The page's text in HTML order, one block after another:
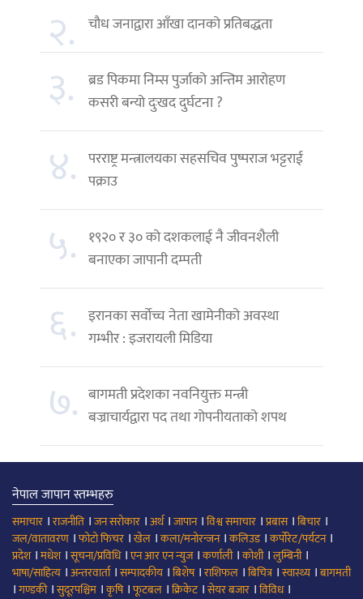
२. चौध जनाद्वारा आँखा दानको प्रतिबद्धता
३.
ब्रड पिकमा निम्स पुर्जाको अन्तिम आरोहण
कसरी बन्यो दुःखद दुर्घटना ?
४. परराष्ट्र मन्त्रालयका सहसचिव पुष्पराज भट्टराई
पक्राउ
५. १९२० र ३० को दशकलाई नै जीवनशैली
बनाएका जापानी दम्पती
६. इरानका सर्वोच्च नेता खामेनीको अवस्था
गम्भीर : इजरायली मिडिया
७. बागमती प्रदेशका नवनियुक्त मन्त्री
बज्राचार्यद्वारा पद तथा गोपनीयताको शपथ
नेपाल जापान स्तम्भहरु
समाचार ।राजनीति ।जन सरोकार ।अर्थ।जापान।विश्व समाचार ।प्रबास।बिचार ।
जल/वातावरण ।फोटो फिचर ।खेल ।कला/मनोरन्जन।कलिउड।कर्पोरेट/पर्यटन।
प्रदेश।मधेश।सूचना/प्रविधि।एन आर एन न्युज।कर्णाली।कोशी।लुम्बिनी।
भाषा/साहित्य ।अन्तरवार्ता।सम्पादकीय ।बिशेष।राशिफल ।बिचित्र।स्वास्थ्य ।बागमती
।गण्डकी।सुदूरपश्चिम ।कृषि।फूटबल ।क्रिकेट।सेयर बजार ।विविध।